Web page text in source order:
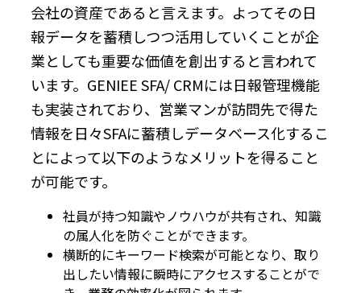
会社の資産であると言えます。よってその日
報データを蓄積しつつ活用していくことが企
業としても重要な価値を創出すると言われて
います。GENIEE SFA/ CRMには日報管理機能
も実装されており、営業マンが訪問先で得た
情報を日々SFAに蓄積しデータベース化するこ
とによって以下のようなメリットを得ること
が可能です。
社員が持つ知識やノウハウが共有され、知識
の属人化を防ぐことができます。
横断的にキーワード検索が可能となり、取り
出したい情報に瞬時にアクセスすることがで